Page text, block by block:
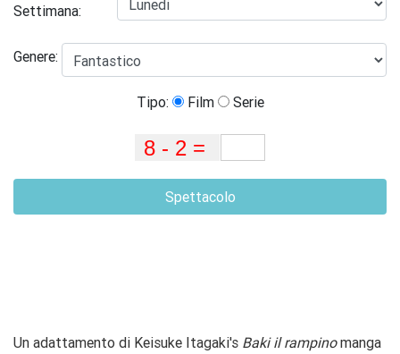
Settimana:
Genere:
Tipo: Film Serie
Spettacolo
Un adattamento di Keisuke Itagaki's Baki il rampinomanga